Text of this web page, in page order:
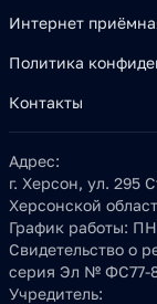
Интернет
Политика
Контакты
Адрес:
г. Херсон, ул. 295
Херсонской
График работы:
Свидетельство о
серия Эл № ФС77-
Учредитель: